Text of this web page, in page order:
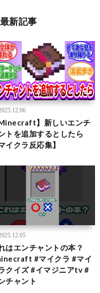
新記事
Minecraft】新しいエンチ
トを追加するとしたら
イクラ反応集】
はエンチャントの本？
#マイクラ #マイ
クイズ #イマジニアtv #
チャント